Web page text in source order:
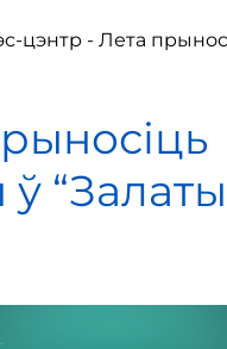
цэнтр - Лета
“Залаты